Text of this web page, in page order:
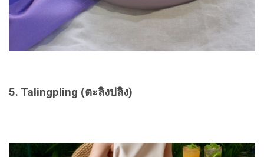
5. Talingpling (ตะลิงปลิง)